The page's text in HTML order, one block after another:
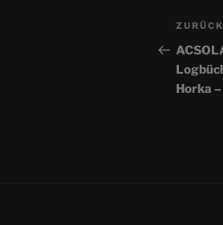
Beitrag
ZURÜCK
Horka